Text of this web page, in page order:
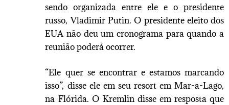
sendo organizada entre ele e o presidente
russo, Vladimir Putin. O presidente eleito dos
EUA não deu um cronograma para quando a
reunião poderá ocorrer.
“Ele quer se encontrar e estamos marcando
isso”, disse ele em seu resort em Mar-a-Lago,
na Flórida. O Kremlin disse em resposta que